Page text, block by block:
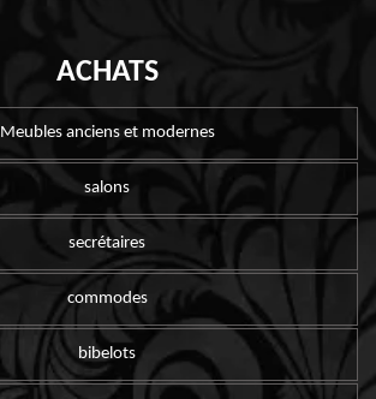
ACHATS
Meubles anciens et modernes
salons
secrétaires
commodes
bibelots